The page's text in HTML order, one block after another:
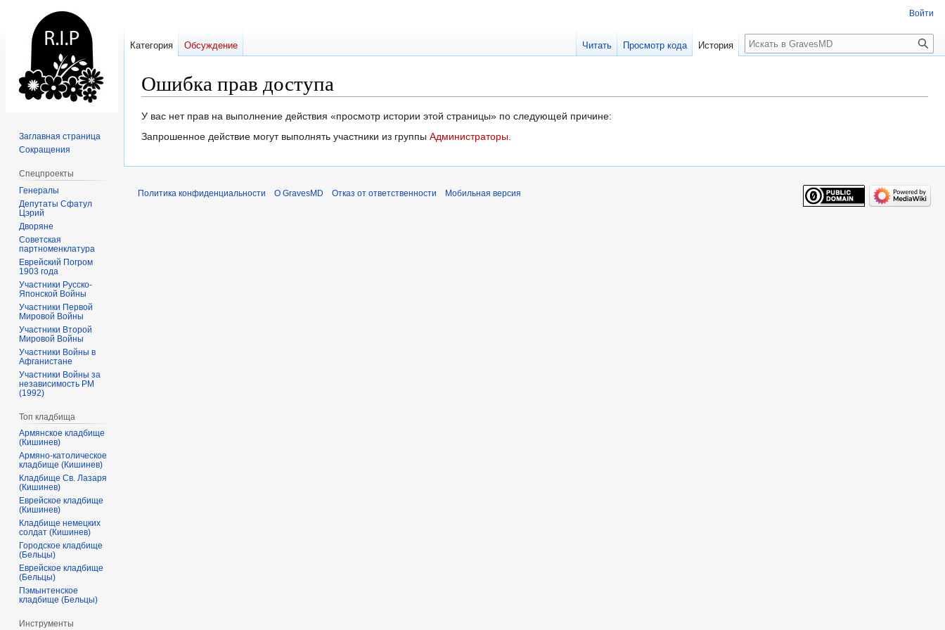
Ошибка прав доступа
Перейти
к
Перейти
к
У вас нет прав на выполнение действия «просмотр истории этой страницы» по следующей причине:
Запрошенное действие могут выполнять участники из группы Администраторы.
Войти
Категория Обсуждение Читать Просмотр кода История
Заглавная страница
Сокращения
Спецпроекты
Генералы
Депутаты Сфатул
Цэрий
Дворяне
Советская
партноменклатура
Еврейский Погром
1903 года
Участники Русско-
Японской Войны
Участники Первой
Мировой Войны
Участники Второй
Мировой Войны
Участники Войны в
Афганистане
Участники Войны за
независимость РМ
(1992)
Топ кладбища
Армянское кладбище
(Кишинев)
Армяно-католическое
кладбище (Кишинев)
Кладбище Св. Лазаря
(Кишинев)
Еврейское кладбище
(Кишинев)
Кладбище немецких
солдат (Кишинев)
Городское кладбище
(Бельцы)
Еврейское кладбище
(Бельцы)
Пэмынтенское
кладбище (Бельцы)
Инструменты
Политика конфиденциальности О GravesMD Отказ от ответственности Мобильная версия